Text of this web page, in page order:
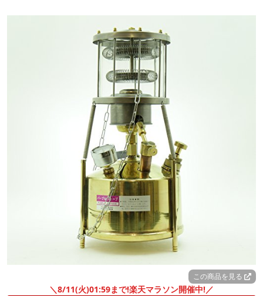
この商品を見る
＼8/11(火)01:59まで!楽天マラソン開催中!／